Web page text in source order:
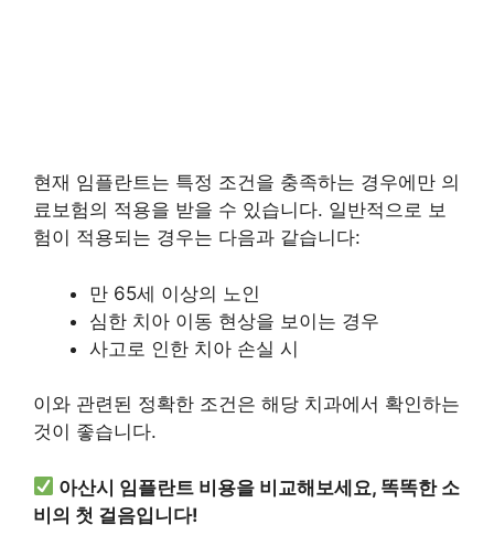
현재 임플란트는 특정 조건을 충족하는 경우에만 의
료보험의 적용을 받을 수 있습니다. 일반적으로 보
험이 적용되는 경우는 다음과 같습니다:
만 65세 이상의 노인
심한 치아 이동 현상을 보이는 경우
사고로 인한 치아 손실 시
이와 관련된 정확한 조건은 해당 치과에서 확인하는
것이 좋습니다.
아산시 임플란트 비용을 비교해보세요, 똑똑한 소
비의 첫 걸음입니다!